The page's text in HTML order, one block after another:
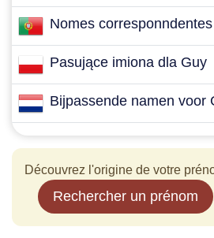
Nomes
Pasujące imiona dla Guy
Bijpassende namen voor
Découvrez l'origine de votre
Rechercher un prénom